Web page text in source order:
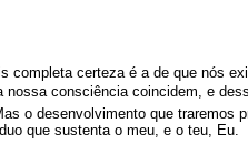
completa certeza é a de que nós
consciência coincidem, e
o desenvolvimento que traremos
que sustenta o meu, e o teu, Eu.